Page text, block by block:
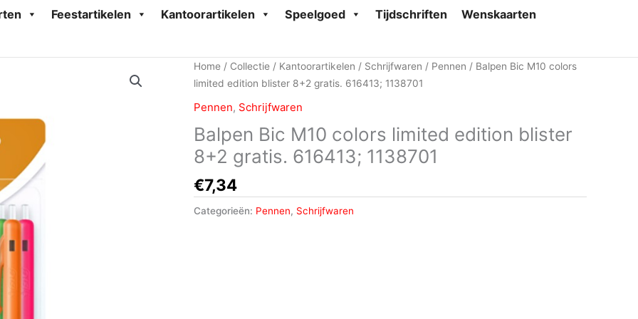
Feestartikelen Kantoorartikelen Speelgoed Tijdschriften
Wenskaarten
Home / Collectie / Kantoorartikelen / Schrijfwaren / Pennen / Balpen Bic M10 colors
limited edition blister 8+2 gratis. 616413; 1138701
Pennen, Schrijfwaren
Balpen Bic M10 colors limited edition blister
8+2 gratis. 616413; 1138701
€7,34
Categorieën: Pennen, Schrijfwaren